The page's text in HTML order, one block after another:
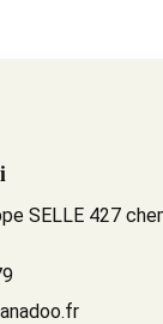
SELLE 427